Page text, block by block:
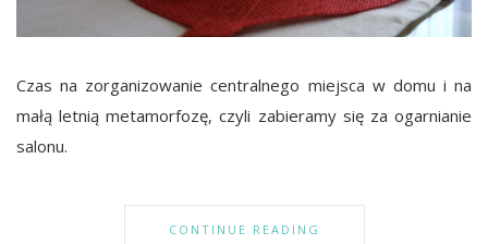
Czas na zorganizowanie centralnego miejsca w domu i na
małą letnią metamorfozę, czyli zabieramy się za ogarnianie
salonu.
CONTINUE READING